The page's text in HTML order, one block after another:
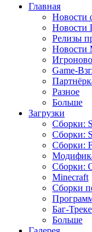
Главная
Новости
Новости
Релизы
Новости
Game-
Разное
Больше
Загрузки
Сборки:
Сборки:
Сборки:
Сборки:
Minecraft
Сборки
Баг-
Больше